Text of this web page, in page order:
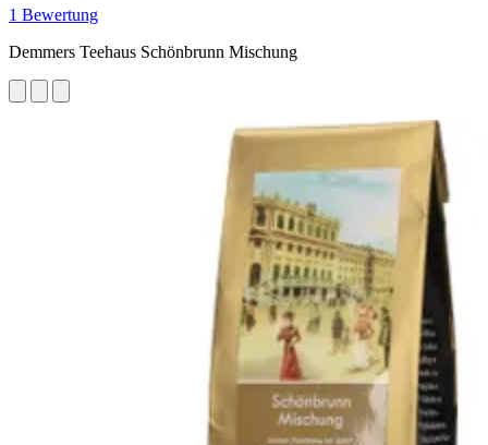
1 Bewertung
Demmers Teehaus Schönbrunn Mischung